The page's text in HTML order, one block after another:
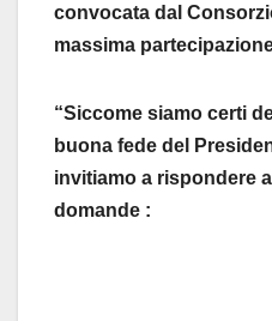
convocata dal
massima
“Siccome siamo certi
buona fede del
invitiamo a rispondere
domande :